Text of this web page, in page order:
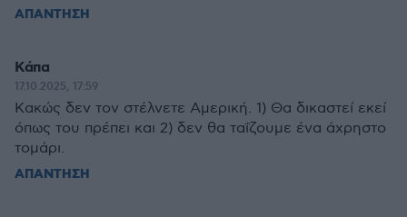
ΑΠΑΝΤΗΣΗ
Κάπα
17.10.2025, 17:59
Κακώς δεν τον στέλνετε Αμερική. 1) Θα δικαστεί εκεί
όπως του πρέπει και 2) δεν θα ταΐζουμε ένα άχρηστο
τομάρι.
ΑΠΑΝΤΗΣΗ